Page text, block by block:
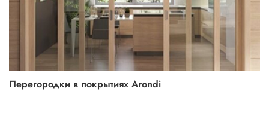
Перегородки в покрытиях Arondi